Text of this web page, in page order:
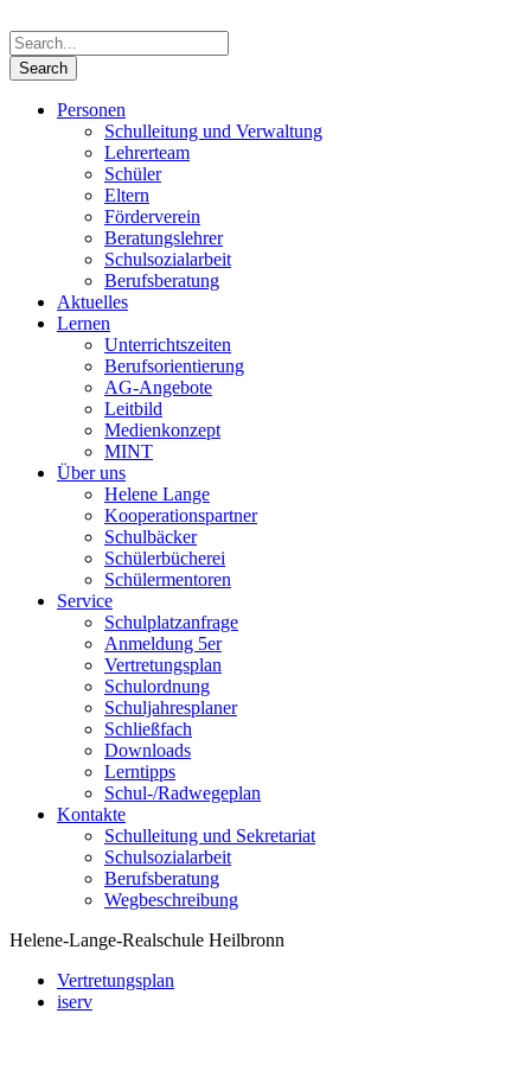
Personen
Schulleitung und Verwaltung
Lehrerteam
Schüler
Eltern
Förderverein
Beratungslehrer
Schulsozialarbeit
Berufsberatung
Aktuelles
Lernen
Unterrichtszeiten
Berufsorientierung
AG-Angebote
Leitbild
Medienkonzept
MINT
Über uns
Helene Lange
Kooperationspartner
Schulbäcker
Schülerbücherei
Schülermentoren
Service
Schulplatzanfrage
Anmeldung 5er
Vertretungsplan
Schulordnung
Schuljahresplaner
Schließfach
Downloads
Lerntipps
Schul-/Radwegeplan
Kontakte
Schulleitung und Sekretariat
Schulsozialarbeit
Berufsberatung
Wegbeschreibung
Helene-Lange-Realschule Heilbronn
Vertretungsplan
iserv